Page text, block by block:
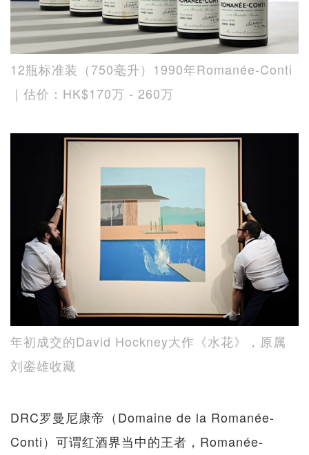
12瓶标准装（750毫升）1990年Romanée-Conti
｜估价：HK$170万 - 260万
年初成交的David Hockney大作《水花》，原属
刘銮雄收藏
DRC罗曼尼康帝（Domaine de la Romanée-
Conti）可谓红酒界当中的王者，Romanée-